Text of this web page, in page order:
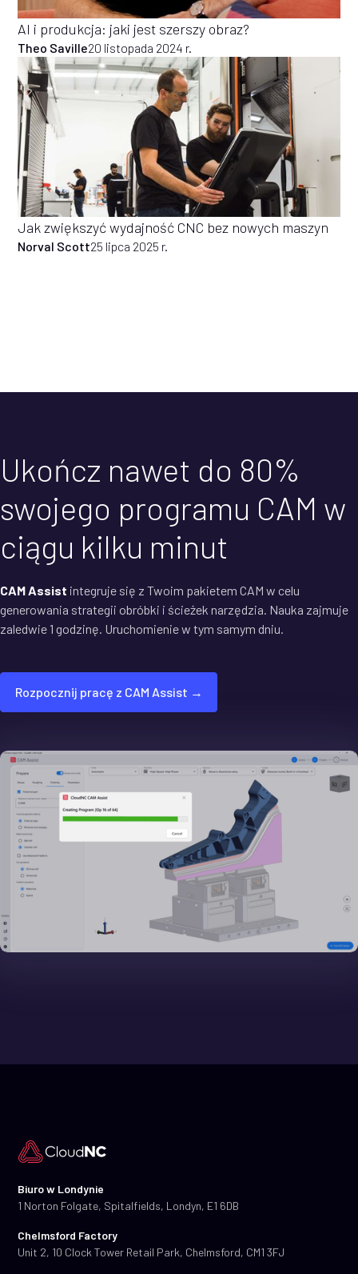
AI i produkcja: jaki jest szerszy obraz?
Theo Saville20 listopada 2024 r.
Jak zwiększyć wydajność CNC bez nowych maszyn
Norval Scott25 lipca 2025 r.
Ukończ nawet do 80%
swojego programu CAM w
ciągu kilku minut
CAM Assist integruje się z Twoim pakietem CAM w celu
generowania strategii obróbki i ścieżek narzędzia. Nauka zajmuje
zaledwie 1 godzinę. Uruchomienie w tym samym dniu.
Rozpocznij pracę z CAM Assist →
Biuro w Londynie
1 Norton Folgate, Spitalfields, Londyn, E1 6DB
Chelmsford Factory
Unit 2, 10 Clock Tower Retail Park, Chelmsford, CM1 3FJ